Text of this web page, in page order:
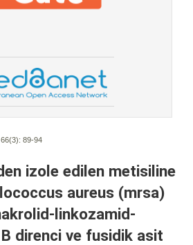
89-94
izole edilen metisiline
aureus (mrsa)
linkozamid-
direnci ve fusidik asit